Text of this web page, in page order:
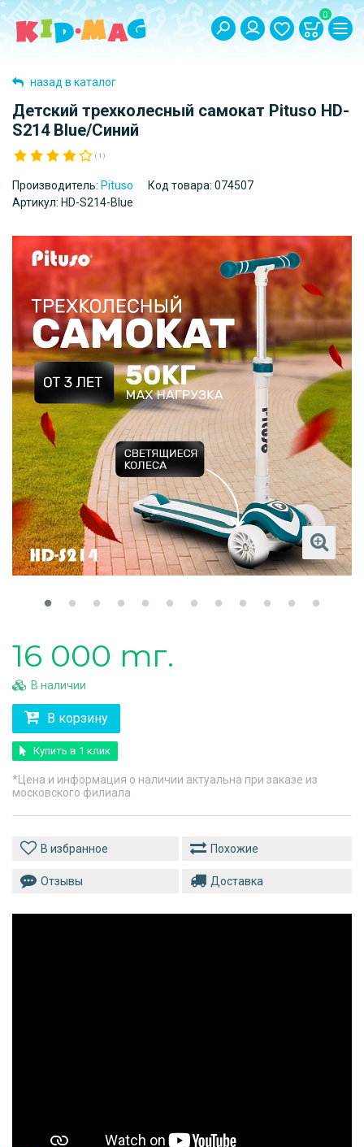
0
назад в каталог
Детский трехколесный самокат Pituso HD-
S214 Blue/Синий
( 1 )
Производитель: Pituso Код товара: 074507
Артикул: HD-S214-Blue
16 000 тг.
В наличии
В корзину
Купить в 1 клик
*Цена и информация о наличии актуальна при заказе из
московского филиала
Похожие
Отзывы Доставка